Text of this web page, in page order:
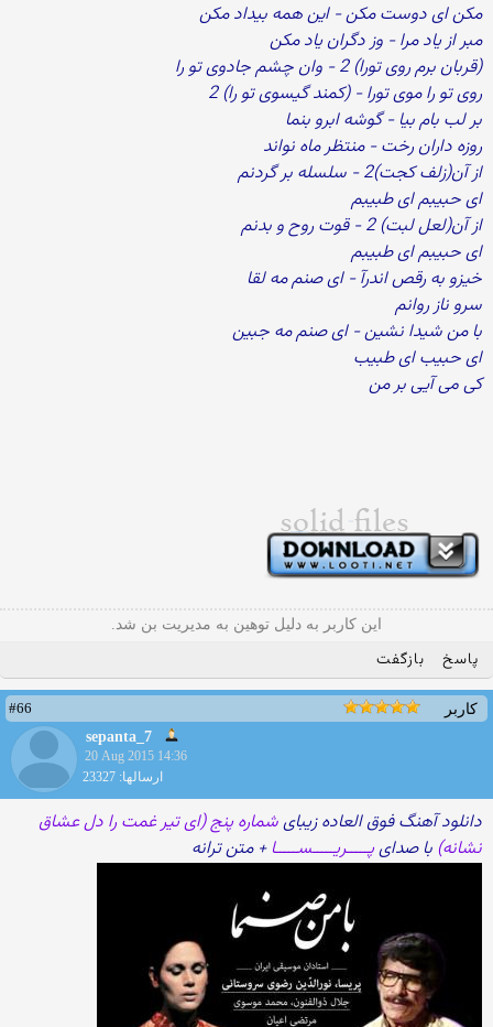
مکن ای دوست مکن - این همه بیداد مکن
مبر از یاد مرا - وز دگران یاد مکن
(قربان برم روی تورا) 2 - وان چشم جادوی تو را
روی تو را موی تورا - (کمند گیسوی تو را) 2
بر لب بام بیا - گوشه ابرو بنما
روزه داران رخت - منتظر ماه نواند
از آن(زلف کجت)2 - سلسله بر گردنم
ای حبیبم ای طبیبم
از آن(لعل لبت) 2 - قوت روح و بدنم
ای حبیبم ای طبیبم
خیزو به رقص اندرآ - ای صنم مه لقا
سرو ناز روانم
با من شیدا نشین - ای صنم مه جبین
ای حبیب ای طبیب
کی می آیی بر من
این کاربر به دلیل توهین به مدیریت بن شد.
پاسخ بازگفت
کاربر
#66
sepanta_7
20 Aug 2015 14:36
ارسالها: 23327
دانلود آهنگ فوق العاده زیبایشماره پنج (ای تیر غمت را دل عشاق
نشانه) با صدایپـــــریـــــســـــا+ متن ترانه